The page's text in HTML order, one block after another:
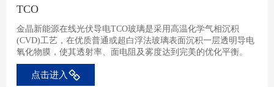
TCO
金晶新能源在线光伏导电TCO玻璃是采用高温化学气相沉积
(CVD)工艺，在优质普通或超白浮法玻璃表面沉积一层透明导电
氧化物膜，使其透射率、面电阻及雾度达到完美的优化平衡。
点击进入